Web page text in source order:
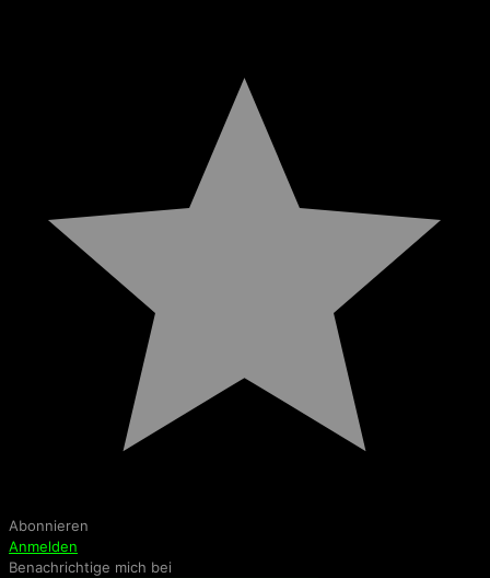
Abonnieren
Anmelden
Benachrichtige mich bei